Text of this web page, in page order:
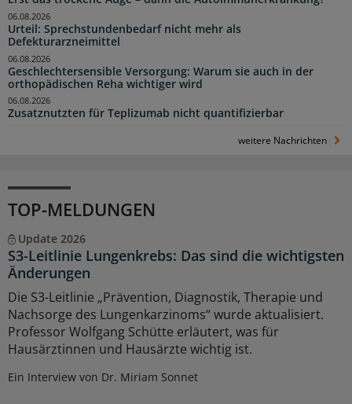
Urteil: Sprechstundenbedarf nicht mehr als
Defekturarzneimittel
06.08.2026
Geschlechtersensible Versorgung: Warum sie auch in der
orthopädischen Reha wichtiger wird
06.08.2026
Zusatznutzten für Teplizumab nicht quantifizierbar
06.08.2026
weitere Nachrichten
TOP-MELDUNGEN
Update 2026
S3-Leitlinie Lungenkrebs: Das sind die wichtigsten
Änderungen
Die S3-Leitlinie „Prävention, Diagnostik, Therapie und
Nachsorge des Lungenkarzinoms“ wurde aktualisiert.
Professor Wolfgang Schütte erläutert, was für
Hausärztinnen und Hausärzte wichtig ist.
Ein Interview von Dr. Miriam Sonnet